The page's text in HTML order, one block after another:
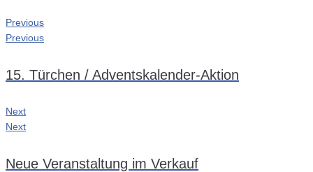
Previous
Previous
15. Türchen / Adventskalender-Aktion
Next
Next
Neue Veranstaltung im Verkauf